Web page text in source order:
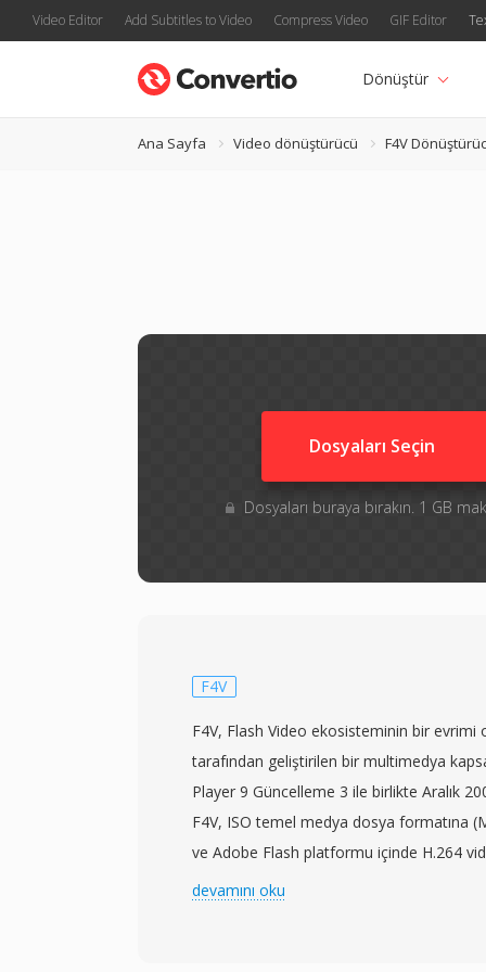
Video Editor Add Subtitles to Video Compress Video GIF Editor
Dönüştür
Ana Sayfa Video dönüştürücü F4V
Dosyaları Seçin
Dosyaları buraya bırakın. 1 GB
F4V
F4V, Flash Video ekosisteminin bir evrimi
tarafından geliştirilen bir multimedya
Player 9 Güncelleme 3 ile birlikte Aralık
F4V, ISO temel medya dosya formatına
ve Adobe Flash platformu içinde H.264
sesi desteklemek için oluşturulmuştur.
devamını oku